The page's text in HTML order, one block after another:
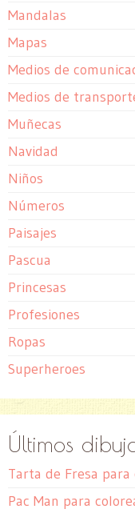
Mandalas
Mapas
Medios de
Medios de
Muñecas
Navidad
Niños
Números
Paisajes
Pascua
Princesas
Profesiones
Ropas
Superheroes
Últimos
Tarta de Fresa
Pac Man para